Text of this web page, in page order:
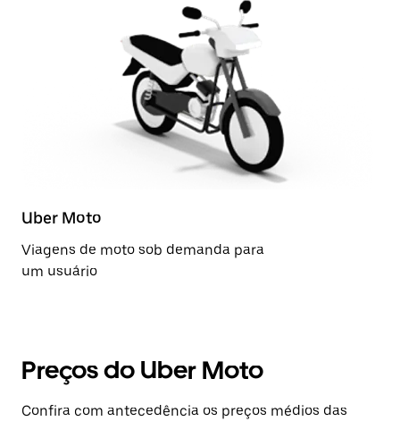
Uber Moto
Viagens de moto sob demanda para
um usuário
Preços do Uber Moto
Confira com antecedência os preços médios das